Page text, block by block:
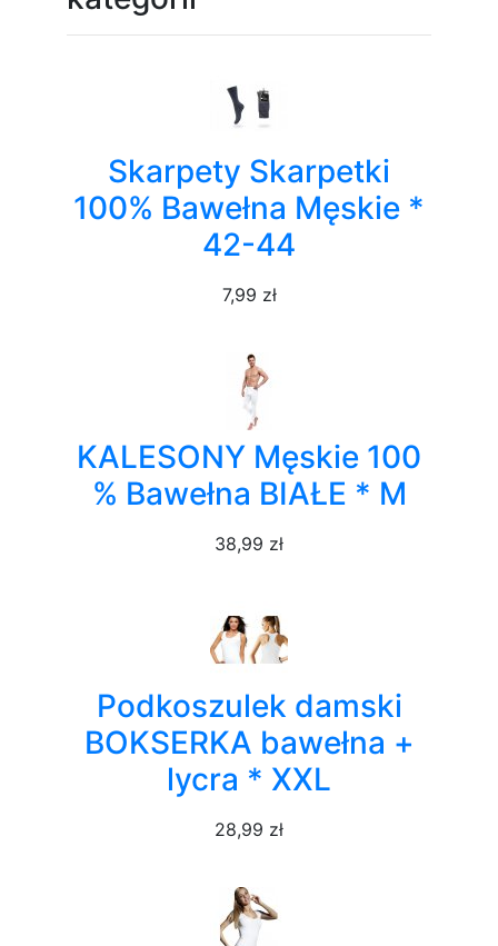
Skarpety Skarpetki
100% Bawełna Męskie *
42-44
7,99 zł
KALESONY Męskie 100
% Bawełna BIAŁE * M
38,99 zł
Podkoszulek damski
BOKSERKA bawełna +
lycra * XXL
28,99 zł